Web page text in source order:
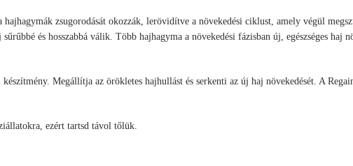
zsugorodását okozzák, lerövidítve a növekedési ciklust, amely végül
és hosszabbá válik. Több hajhagyma a növekedési fázisban új, egészséges haj
Megállítja az örökletes hajhullást és serkenti az új haj növekedését. A
ezért tartsd távol tőlük.